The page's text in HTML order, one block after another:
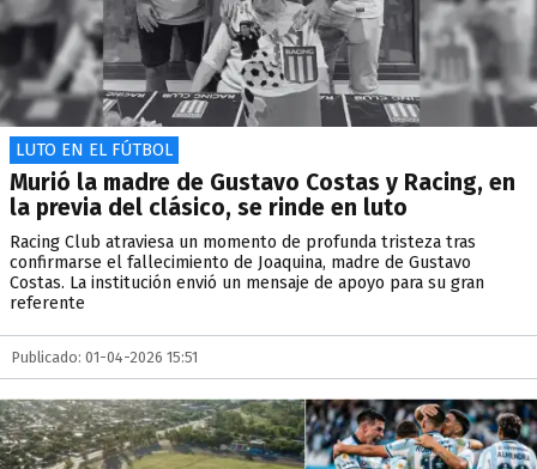
LUTO EN EL FÚTBOL
Murió la madre de Gustavo Costas y Racing, en
la previa del clásico, se rinde en luto
Racing Club atraviesa un momento de profunda tristeza tras
confirmarse el fallecimiento de Joaquina, madre de Gustavo
Costas. La institución envió un mensaje de apoyo para su gran
referente
Publicado: 01-04-2026 15:51